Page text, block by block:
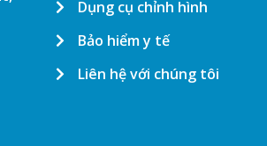
Dụng cụ chỉnh hình
Bảo hiểm y tế
Liên hệ với chúng tôi